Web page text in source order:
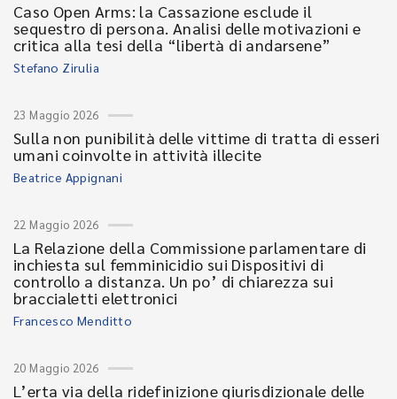
Caso Open Arms: la Cassazione esclude il
sequestro di persona. Analisi delle motivazioni e
critica alla tesi della “libertà di andarsene”
Stefano Zirulia
23 Maggio 2026
Sulla non punibilità delle vittime di tratta di esseri
umani coinvolte in attività illecite
Beatrice Appignani
22 Maggio 2026
La Relazione della Commissione parlamentare di
inchiesta sul femminicidio sui Dispositivi di
controllo a distanza. Un po’ di chiarezza sui
braccialetti elettronici
Francesco Menditto
20 Maggio 2026
L’erta via della ridefinizione giurisdizionale delle